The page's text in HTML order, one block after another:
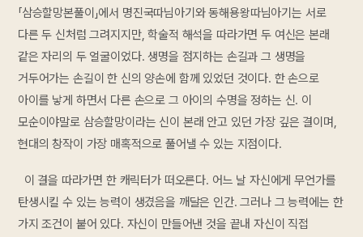
「삼승할망본풀이」에서 명진국따님아기와 동해용왕따님아기는 서로
다른 두 신처럼 그려지지만, 학술적 해석을 따라가면 두 여신은 본래
같은 자리의 두 얼굴이었다. 생명을 점지하는 손길과 그 생명을
거두어가는 손길이 한 신의 양손에 함께 있었던 것이다. 한 손으로
아이를 낳게 하면서 다른 손으로 그 아이의 수명을 정하는 신. 이
모순이야말로 삼승할망이라는 신이 본래 안고 있던 가장 깊은 결이며,
현대의 창작이 가장 매혹적으로 풀어낼 수 있는 지점이다.
이 결을 따라가면 한 캐릭터가 떠오른다. 어느 날 자신에게 무언가를
탄생시킬 수 있는 능력이 생겼음을 깨달은 인간. 그러나 그 능력에는 한
가지 조건이 붙어 있다. 자신이 만들어낸 것을 끝내 자신이 직접